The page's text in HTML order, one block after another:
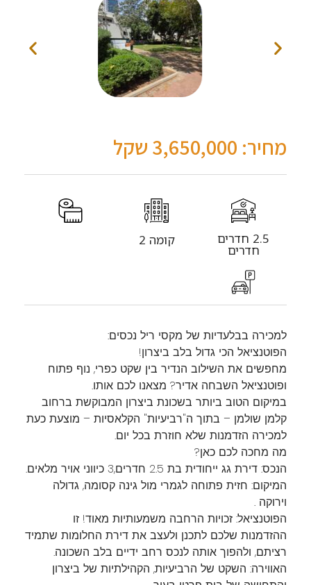
מחיר: 3,650,000 שקל
2.5 חדרים
חדרים
קומה 2
למכירה בבלעדיות של מקסי ריל נכסים:
הפוטנציאל הכי גדול בלב ביצרון!
​מחפשים את השילוב הנדיר בין שקט כפרי, נוף פתוח
ופוטנציאל השבחה אדיר? מצאנו לכם אותו.
​במיקום הטוב ביותר בשכונת ביצרון המבוקשת ברחוב
קלמן שולמן – בתוך ה"רביעיות" הקלאסיות – מוצעת כעת
למכירה הזדמנות שלא חוזרת בכל יום.
​מה מחכה לכם כאן?
​הנכס: דירת גג ייחודית בת 2.5 חדרים,3 כיווני אויר מלאים.
​המיקום: חזית פתוחה לגמרי מול גינה קסומה, גדולה
וירוקה .
​הפוטנציאל: זכויות הרחבה משמעותיות מאוד! זו
ההזדמנות שלכם לתכנן ולעצב את דירת החלומות שתמיד
רציתם, ולהפוך אותה לנכס רחב ידיים בלב השכונה.
​האווירה: השקט של הרביעיות, הקהילתיות של ביצרון